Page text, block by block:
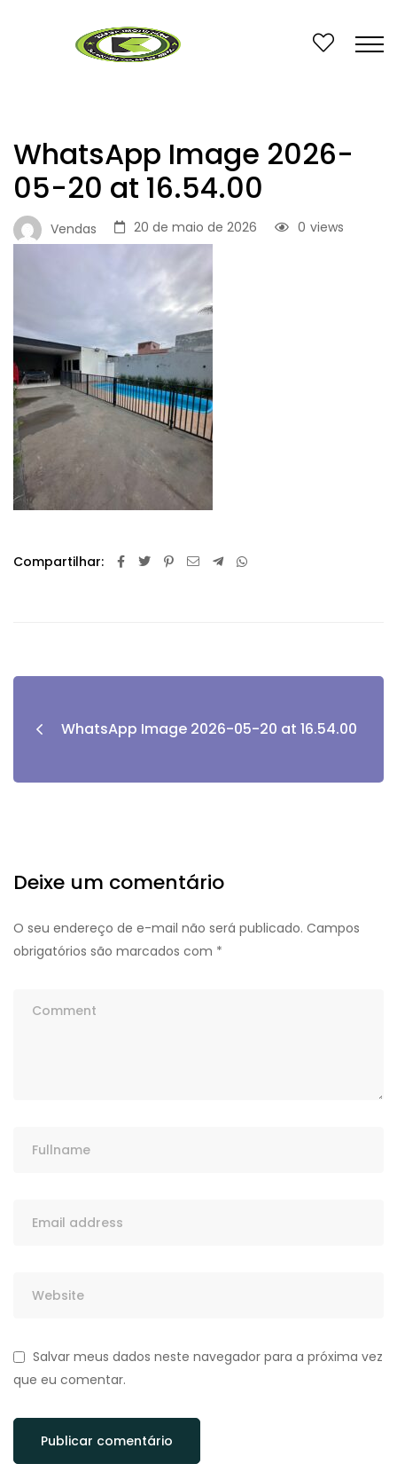
WhatsApp Image 2026-
05-20 at 16.54.00
Vendas 20 de maio de 2026 views
0
Compartilhar:
WhatsApp Image 2026-05-20 at 16.54.00
Deixe um comentário
O seu endereço de e-mail não será publicado. Campos
obrigatórios são marcados com *
Salvar meus dados neste navegador para a próxima vez
que eu comentar.